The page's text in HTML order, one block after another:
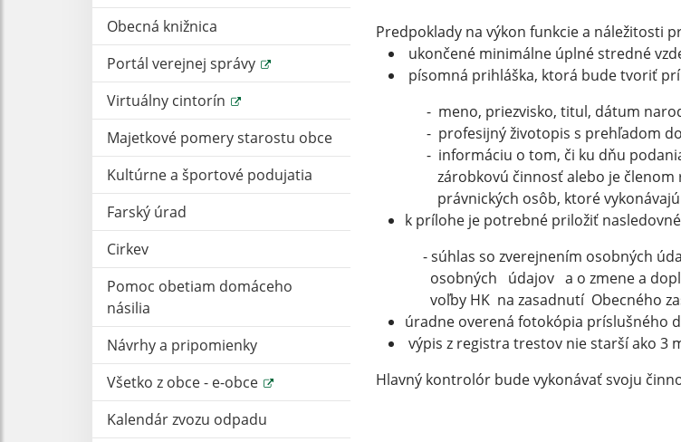
Obecná knižnica
Portál verejnej správy
Virtuálny cintorín
Majetkové pomery starostu obce
Kultúrne a športové podujatia
Farský úrad
Cirkev
Pomoc obetiam domáceho
násilia
Návrhy a pripomienky
Všetko z obce - e-obce
Kalendár zvozu odpadu
Predpoklady na výkon funkcie a náležitosti
ukončené minimálne úplné stredné
písomná prihláška, ktorá bude tvoriť
- meno, priezvisko, titul, dátum
- profesijný životopis s prehľadom
- informáciu o tom, či ku dňu podania
zárobkovú činnosť alebo je členom
právnických osôb, ktoré vykonávajú
k prílohe je potrebné priložiť
- súhlas so zverejnením osobných
osobných údajov a o zmene a
voľby HK na zasadnutí Obecného
úradne overená fotokópia príslušného
výpis z registra trestov nie starší ako 3
Hlavný kontrolór bude vykonávať svoju